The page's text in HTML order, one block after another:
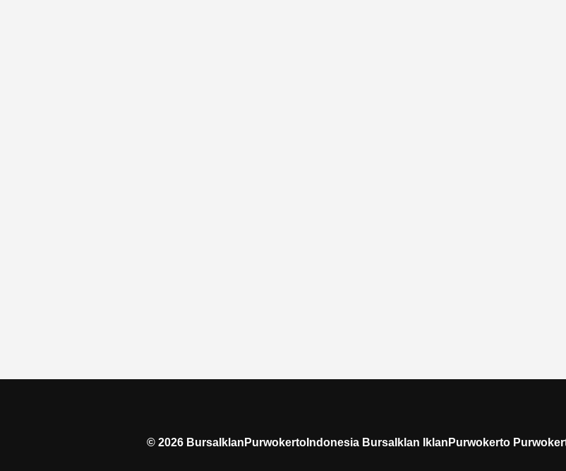
© 2026 BursaIklanPurwokertoIndonesia BursaIklan IklanPurwokerto